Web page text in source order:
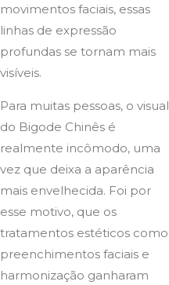
movimentos faciais, essas
linhas de expressão
profundas se tornam mais
visíveis.
Para muitas pessoas, o visual
do Bigode Chinês é
realmente incômodo, uma
vez que deixa a aparência
mais envelhecida. Foi por
esse motivo, que os
tratamentos estéticos como
preenchimentos faciais e
harmonização ganharam